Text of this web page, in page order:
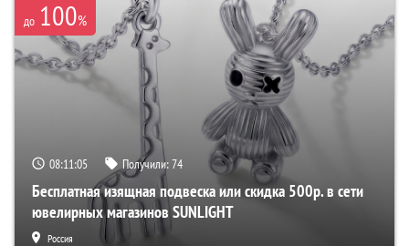
до 100%
08:11:04 Получили:74
Бесплатная изящная подвеска или скидка 500р. в сети
ювелирных магазинов SUNLIGHT
Россия